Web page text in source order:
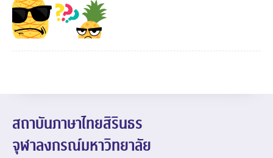
สถาบันภาษาไทยสิรินธร
จุฬาลงกรณ์มหาวิทยาลัย